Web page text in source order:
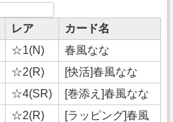
レア
カード名
☆1(N)
春風なな
☆2(R)
[快活]春風なな
☆4(SR)
[巻添え]春風なな
☆2(R)
[ラッピング]春風